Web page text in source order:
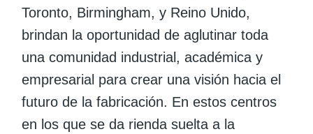
Toronto, Birmingham, y Reino Unido,
brindan la oportunidad de aglutinar toda
una comunidad industrial, académica y
empresarial para crear una visión hacia el
futuro de la fabricación. En estos centros
en los que se da rienda suelta a la